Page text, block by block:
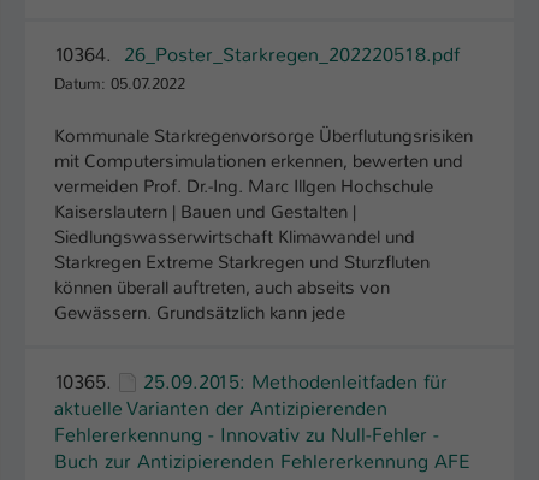
10364. 26_Poster_Starkregen_202220518.pdf
Datum: 05.07.2022
Kommunale Starkregenvorsorge Überflutungsrisiken
mit Computersimulationen erkennen, bewerten und
vermeiden Prof. Dr.-Ing. Marc Illgen Hochschule
Kaiserslautern | Bauen und Gestalten |
Siedlungswasserwirtschaft Klimawandel und
Starkregen Extreme Starkregen und Sturzfluten
können überall auftreten, auch abseits von
Gewässern. Grundsätzlich kann jede
10365.
25.09.2015: Methodenleitfaden für
aktuelle Varianten der Antizipierenden
Fehlererkennung - Innovativ zu Null-Fehler -
Buch zur Antizipierenden Fehlererkennung AFE
angemeldet ist und Rechte besitzt diese
zu verwalten.